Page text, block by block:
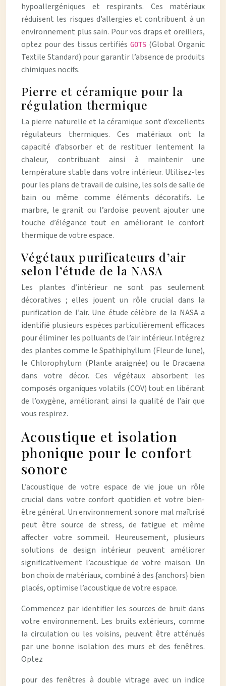
hypoallergéniques et respirants. Ces matériaux
réduisent les risques d’allergies et contribuent à un
environnement plus sain. Pour vos draps et oreillers,
optez pour des tissus certifiésGOTS (Global Organic
Textile Standard) pour garantir l’absence de produits
chimiques nocifs.
Pierre et céramique pour la
régulation thermique
La pierre naturelle et la céramique sont d’excellents
régulateurs thermiques. Ces matériaux ont la
capacité d’absorber et de restituer lentement la
chaleur, contribuant ainsi à maintenir une
température stable dans votre intérieur. Utilisez-les
pour les plans de travail de cuisine, les sols de salle de
bain ou même comme éléments décoratifs. Le
marbre, le granit ou l’ardoise peuvent ajouter une
touche d’élégance tout en améliorant le confort
thermique de votre espace.
Végétaux purificateurs d’air
selon l’étude de la NASA
Les plantes d’intérieur ne sont pas seulement
décoratives ; elles jouent un rôle crucial dans la
purification de l’air. Une étude célèbre de la NASA a
identifié plusieurs espèces particulièrement efficaces
pour éliminer les polluants de l’air intérieur. Intégrez
des plantes comme le Spathiphyllum (Fleur de lune),
le Chlorophytum (Plante araignée) ou le Dracaena
dans votre décor. Ces végétaux absorbent les
composés organiques volatils (COV) tout en libérant
de l’oxygène, améliorant ainsi la qualité de l’air que
vous respirez.
Acoustique et isolation
phonique pour le confort
sonore
L’acoustique de votre espace de vie joue un rôle
crucial dans votre confort quotidien et votre bien-
être général. Un environnement sonore mal maîtrisé
peut être source de stress, de fatigue et même
affecter votre sommeil. Heureusement, plusieurs
solutions de design intérieur peuvent améliorer
significativement l’acoustique de votre maison. Un
bon choix de matériaux, combiné à des {anchors} bien
placés, optimise l’acoustique de votre espace.
Commencez par identifier les sources de bruit dans
votre environnement. Les bruits extérieurs, comme
la circulation ou les voisins, peuvent être atténués
par une bonne isolation des murs et des fenêtres.
Optez
pour des fenêtres à double vitrage avec un indice